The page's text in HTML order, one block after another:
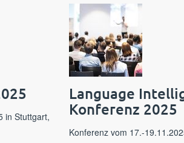
in Stuttgart,
Language
Konferenz 2025
Konferenz vom 17.-